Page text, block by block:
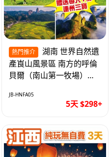
熱門推介
產崀山風景區 南方的呼倫
貝爾（南山第一牧場）夜
巴士5天
JB-HNFA05
5天 $298+